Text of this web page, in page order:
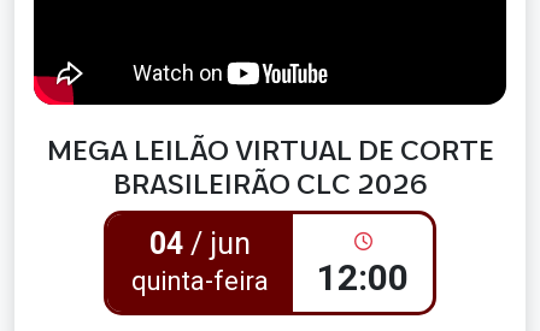
MEGA LEILÃO VIRTUAL DE CORTE
BRASILEIRÃO CLC 2026
04 / jun
quinta-feira 12:00